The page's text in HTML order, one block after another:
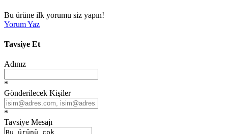
Bu ürüne ilk yorumu siz yapın!
Yorum Yaz
Tavsiye Et
Adınız
*
Gönderilecek Kişiler
*
Tavsiye Mesajı